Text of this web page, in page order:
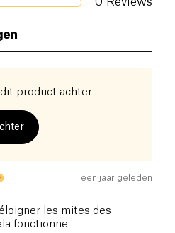
product achter.
een jaar geleden
les mites des
fonctionne